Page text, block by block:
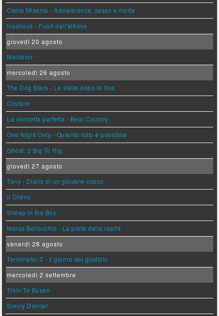
Camp Miasma - Adolescenza, sesso e morte
Insidious - Fuori dall'altrove
giovedì 20 agosto
Maldoror
mercoledì 26 agosto
The Dog Stars - Le stelle dopo la fine
Couture
La vendetta perfetta - Bear Country
One Night Only - Quando tutto è possibile
Ghost: 2 Big To Rig
giovedì 27 agosto
Tony - Diario di un giovane cuoco
Il Cileno
Sheep in the Box
Marco Bellocchio - La porta della realtà
venerdì 28 agosto
Terminator 2 - Il giorno del giudizio
mercoledì 2 settembre
Train To Busan
Sunny Dancer